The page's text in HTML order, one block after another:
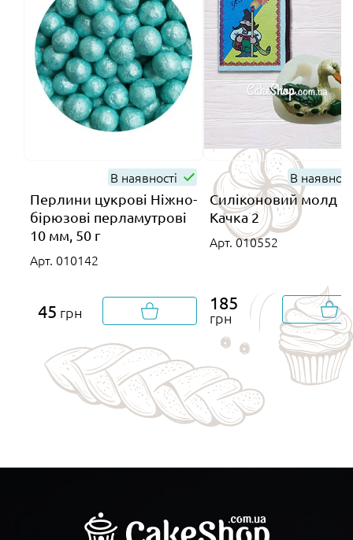
В наявності
Перлини цукрові Ніжно-
бірюзові перламутрові
10 мм, 50 г
Арт. 010142
45 грн
В
Силіконовий молд
Качка 2
Арт. 010552
185
грн